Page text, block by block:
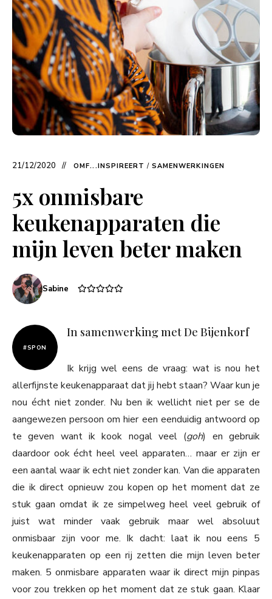
21/12/2020 OMF...INSPIREERT / SAMENWERKINGEN
5x onmisbare
keukenapparaten die
mijn leven beter maken
Sabine
#SPON
In samenwerking met De Bijenkorf
Ik krijg wel eens de vraag: wat is nou het
allerfijnste keukenapparaat dat jij hebt staan? Waar kun je
nou écht niet zonder. Nu ben ik wellicht niet per se de
aangewezen persoon om hier een eenduidig antwoord op
te geven want ik kook nogal veel (goh) en gebruik
daardoor ook écht heel veel apparaten… maar er zijn er
een aantal waar ik echt niet zonder kan. Van die apparaten
die ik direct opnieuw zou kopen op het moment dat ze
stuk gaan omdat ik ze simpelweg heel veel gebruik of
juist wat minder vaak gebruik maar wel absoluut
onmisbaar zijn voor me. Ik dacht: laat ik nou eens 5
keukenapparaten op een rij zetten die mijn leven beter
maken. 5 onmisbare apparaten waar ik direct mijn pinpas
voor zou trekken op het moment dat ze stuk gaan. Klaar